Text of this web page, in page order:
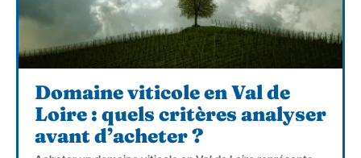
Domaine viticole en Val de
Loire : quels critères analyser
avant d’acheter ?